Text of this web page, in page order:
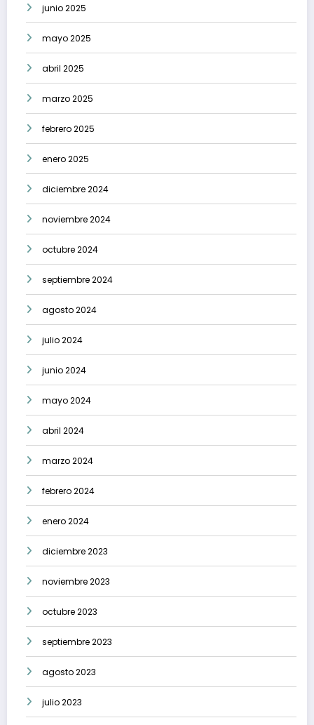
junio 2025
mayo 2025
abril 2025
marzo 2025
febrero 2025
enero 2025
diciembre 2024
noviembre 2024
octubre 2024
septiembre 2024
agosto 2024
julio 2024
junio 2024
mayo 2024
abril 2024
marzo 2024
febrero 2024
enero 2024
diciembre 2023
noviembre 2023
octubre 2023
septiembre 2023
agosto 2023
julio 2023